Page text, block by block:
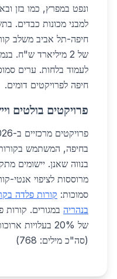
למבני מכונות כבדים.
חיפה-תל אביב משלב
של 2 מיליארד ש"ח.
לעמוד בלחות. ערים
חיפה לפרויקטים דומים.
פרויקטים בולטים
בחיפה, המשתמש
בנווה שאנן. יישומים
מרוססות לציפוי אנטי-
סמוכות: קורות פלדה
בנהריה במגורים.
של 20% בעלויות ארוכות טווח.
(סה"כ מילים: 768)